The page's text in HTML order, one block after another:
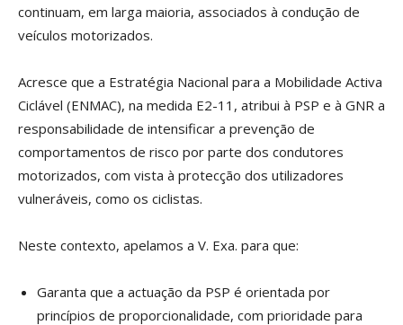
continuam, em larga maioria, associados à condução de
veículos motorizados.
Acresce que a Estratégia Nacional para a Mobilidade Activa
Ciclável (ENMAC), na medida E2-11, atribui à PSP e à GNR a
responsabilidade de intensificar a prevenção de
comportamentos de risco por parte dos condutores
motorizados, com vista à protecção dos utilizadores
vulneráveis, como os ciclistas.
Neste contexto, apelamos a V. Exa. para que:
Garanta que a actuação da PSP é orientada por
princípios de proporcionalidade, com prioridade para